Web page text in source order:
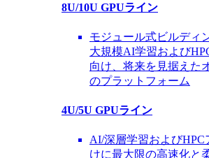
8U/10U GPUライン
モジュール式ビルディ
大規模AI学習および
向け、将来を見据えた
のプラットフォーム
4U/5U GPUライン
AI/深層学習およびHPC
けに最大限の高速化と